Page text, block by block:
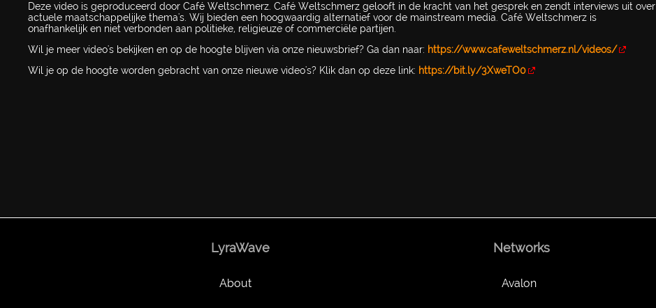
Deze video is geproduceerd door Café Weltschmerz. Café Weltschmerz gelooft in de kracht van het gesprek en zendt interviews uit over
actuele maatschappelijke thema's. Wij bieden een hoogwaardig alternatief voor de mainstream media. Café Weltschmerz is
onafhankelijk en niet verbonden aan politieke, religieuze of commerciële partijen.
Wil je meer video's bekijken en op de hoogte blijven via onze nieuwsbrief? Ga dan naar: https://www.cafeweltschmerz.nl/videos/
Wil je op de hoogte worden gebracht van onze nieuwe video's? Klik dan op deze link: https://bit.ly/3XweTO0
LyraWave
About
Networks
Avalon